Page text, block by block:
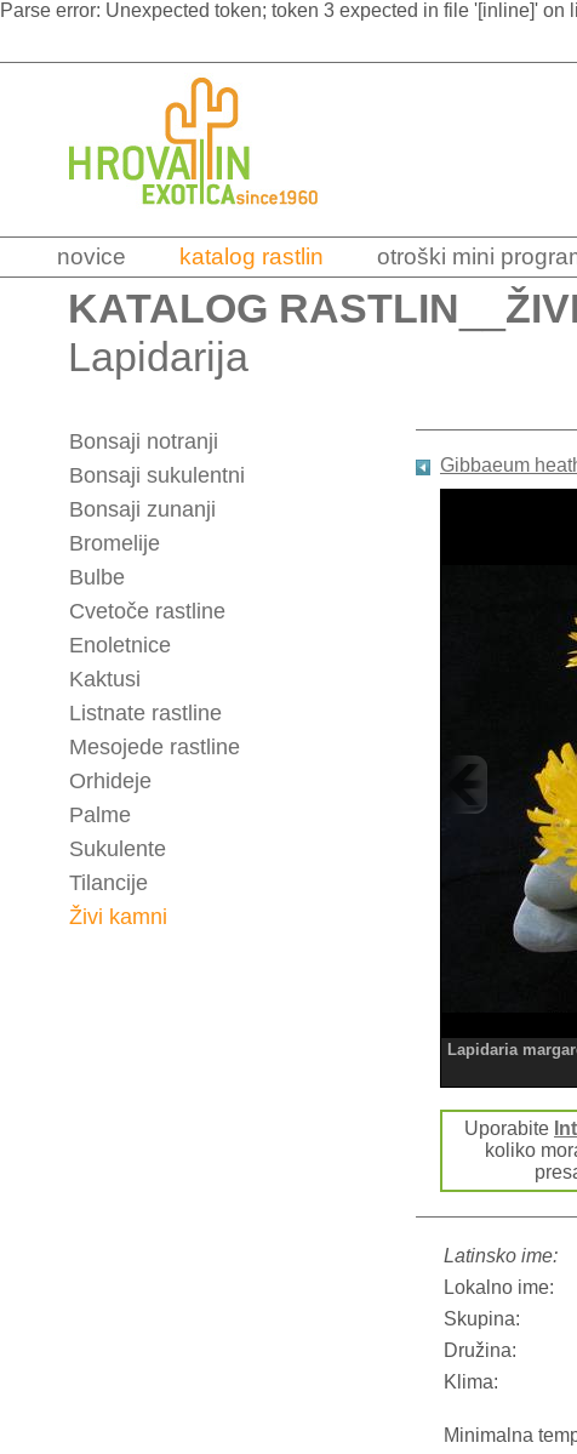
Parse error: Unexpected token; token 3 expected in file '[inline]' on
novice katalog rastlin otroški mini
KATALOG RASTLIN
Lapidarija
Bonsaji notranji
Bonsaji sukulentni
Bonsaji zunanji
Bromelije
Bulbe
Cvetoče rastline
Enoletnice
Kaktusi
Listnate rastline
Mesojede rastline
Orhideje
Palme
Sukulente
Tilancije
Živi kamni
Gibbaeum
Lapidaria
Uporabite
koliko
Latinsko ime:
Lokalno ime:
Skupina:
Družina:
Klima:
Minimalna